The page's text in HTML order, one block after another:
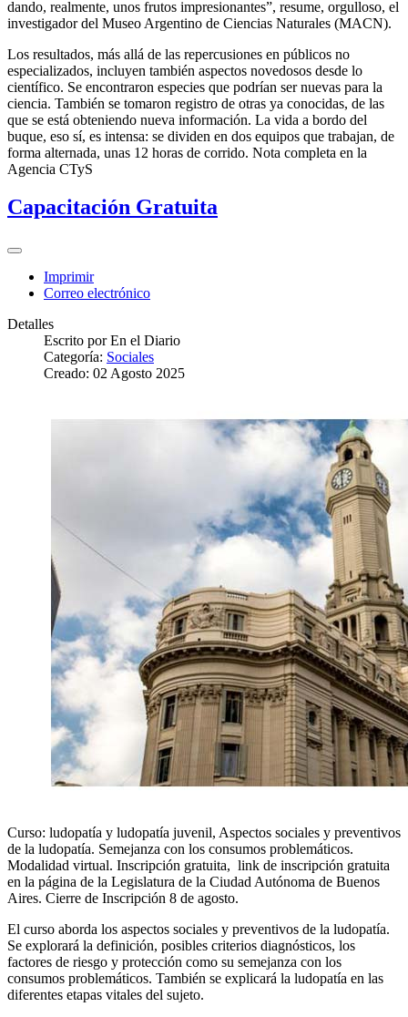
dando, realmente, unos frutos impresionantes”, resume, orgulloso, el
investigador del Museo Argentino de Ciencias Naturales (MACN).
Los resultados, más allá de las repercusiones en públicos no
especializados, incluyen también aspectos novedosos desde lo
científico. Se encontraron especies que podrían ser nuevas para la
ciencia. También se tomaron registro de otras ya conocidas, de las
que se está obteniendo nueva información. La vida a bordo del
buque, eso sí, es intensa: se dividen en dos equipos que trabajan, de
forma alternada, unas 12 horas de corrido. Nota completa en la
Agencia CTyS
Capacitación Gratuita
Imprimir
Correo electrónico
Detalles
Escrito porEn el Diario
Categoría: Sociales
Creado: 02 Agosto 2025
Curso: ludopatía y ludopatía juvenil, Aspectos sociales y preventivos
de la ludopatía. Semejanza con los consumos problemáticos.
Modalidad virtual. Inscripción gratuita, link de inscripción gratuita
en la página de la Legislatura de la Ciudad Autónoma de Buenos
Aires. Cierre de Inscripción 8 de agosto.
El curso aborda los aspectos sociales y preventivos de la ludopatía.
Se explorará la definición, posibles criterios diagnósticos, los
factores de riesgo y protección como su semejanza con los
consumos problemáticos. También se explicará la ludopatía en las
diferentes etapas vitales del sujeto.